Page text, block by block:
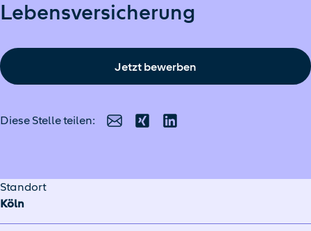
Lebensversicherung
Jetzt bewerben
Diese Stelle teilen:
E-MailXing LinkedIn
Standort
Köln